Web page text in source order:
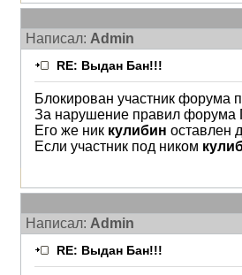
Написал: Admin
RE: Выдан Бан!!!
Блокирован участник форума
За нарушение правил форума
Его же ник кулибин оставлен
Если участник под ником
Написал: Admin
RE: Выдан Бан!!!